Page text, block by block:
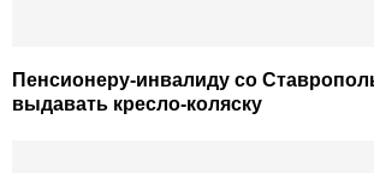
Пенсионеру-инвалиду со
выдавать кресло-коляску